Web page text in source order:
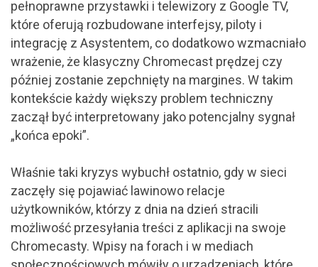
pełnoprawne przystawki i telewizory z Google TV,
które oferują rozbudowane interfejsy, piloty i
integrację z Asystentem, co dodatkowo wzmacniało
wrażenie, że klasyczny Chromecast prędzej czy
później zostanie zepchnięty na margines. W takim
kontekście każdy większy problem techniczny
zaczął być interpretowany jako potencjalny sygnał
„końca epoki”.
Właśnie taki kryzys wybuchł ostatnio, gdy w sieci
zaczęły się pojawiać lawinowo relacje
użytkowników, którzy z dnia na dzień stracili
możliwość przesyłania treści z aplikacji na swoje
Chromecasty. Wpisy na forach i w mediach